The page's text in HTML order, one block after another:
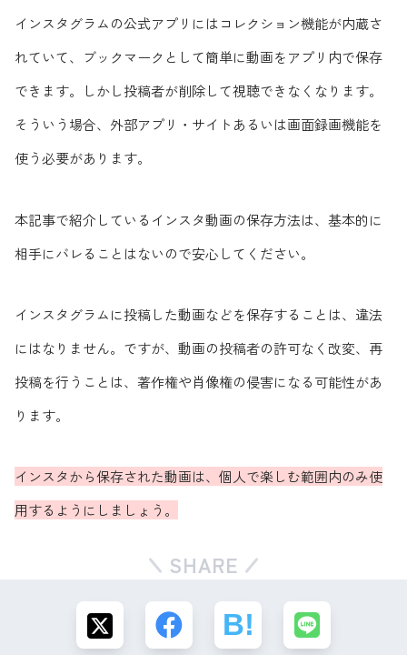
インスタグラムの公式アプリにはコレクション機能が内蔵さ
れていて、ブックマークとして簡単に動画をアプリ内で保存
できます。しかし投稿者が削除して視聴できなくなります。
そういう場合、外部アプリ・サイトあるいは画面録画機能を
使う必要があります。
本記事で紹介しているインスタ動画の保存方法は、基本的に
相手にバレることはないので安心してください。
インスタグラムに投稿した動画などを保存することは、違法
にはなりません。ですが、動画の投稿者の許可なく改変、再
投稿を行うことは、著作権や肖像権の侵害になる可能性があ
ります。
インスタから保存された動画は、個人で楽しむ範囲内のみ使
用するようにしましょう。
SHARE